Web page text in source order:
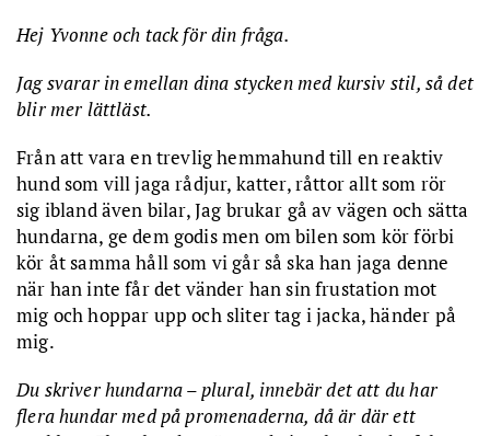
Hej Yvonne och tack för din fråga.
Jag svarar in emellan dina stycken med kursiv stil, så det
blir mer lättläst.
Från att vara en trevlig hemmahund till en reaktiv
hund som vill jaga rådjur, katter, råttor allt som rör
sig ibland även bilar, Jag brukar gå av vägen och sätta
hundarna, ge dem godis men om bilen som kör förbi
kör åt samma håll som vi går så ska han jaga denne
när han inte får det vänder han sin frustation mot
mig och hoppar upp och sliter tag i jacka, händer på
mig.
Du skriver hundarna – plural, innebär det att du har
flera hundar med på promenaderna, då är där ett